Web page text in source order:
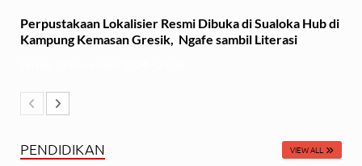
Perpustakaan Lokalisier Resmi Dibuka di Sualoka Hub di
Kampung Kemasan Gresik, Ngafe sambil Literasi
PENDIDIKAN VIEW ALL